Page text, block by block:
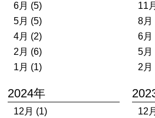
6月 (5)
5月 (5)
4月 (2)
2月 (6)
1月 (1)
11
8月
6月
5月
2月
2024年
12月 (1)
12